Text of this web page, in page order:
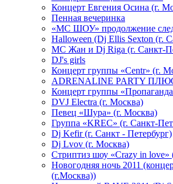
Концерт Евгения Осина (г.
Пенная вечеринка
«МС ШОУ» продолжение
Halloween (Dj Ellis Sexton (г.
МС Жан и Dj Riga (г. Санкт-
DJ's girls
Концерт группы «Centr» (г.
ADRENALINE PARTY
Концерт группы
DVJ Electra (г. Москва)
Певец «Шура» (г. Москва)
Группа «KREC» (г. Санкт-
Dj Kefir (г. Санкт - Петербург)
Dj Lvov (г. Москва)
Стриптиз шоу «Crazy in love»
Новогодняя ночь 2011
(г.Москва))